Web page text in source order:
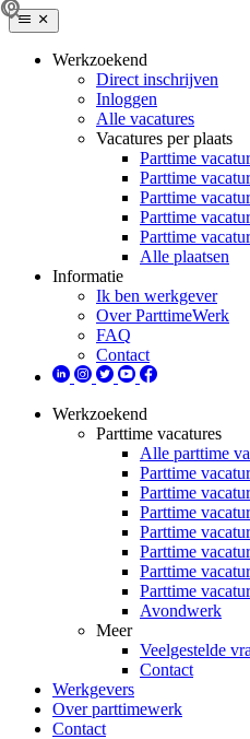
Werkzoekend
Direct inschrijven
Inloggen
Alle vacatures
Vacatures per plaats
Parttime
Parttime
Parttime
Parttime
Parttime
Alle plaatsen
Informatie
Ik ben werkgever
Over ParttimeWerk
FAQ
Contact
Werkzoekend
Parttime vacatures
Alle parttime
Parttime
Parttime
Parttime
Parttime
Parttime
Parttime
Parttime
Avondwerk
Meer
Veelgestelde
Contact
Werkgevers
Over parttimewerk
Contact